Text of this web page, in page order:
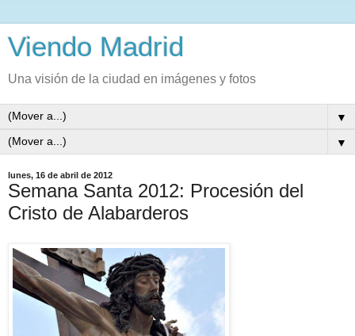
Viendo Madrid
Una visión de la ciudad en imágenes y fotos
▼
▼
lunes, 16 de abril de 2012
Semana Santa 2012: Procesión del
Cristo de Alabarderos